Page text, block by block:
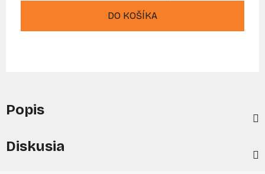
DO KOŠÍKA
Popis
Diskusia